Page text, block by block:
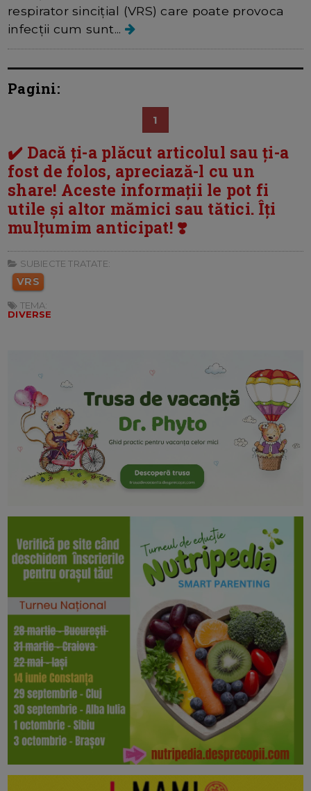
respirator sincițial (VRS) care poate provoca
infecții cum sunt...
Pagini:
1
✔️ Dacă ți-a plăcut articolul sau ți-a
fost de folos, apreciază-l cu un
share! Aceste informații le pot fi
utile și altor mămici sau tătici. Îți
mulțumim anticipat! ❣️
SUBIECTE TRATATE:
VRS
TEMA:
DIVERSE